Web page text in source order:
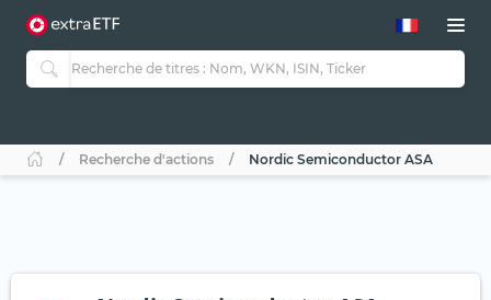
Recherche d'actions Nordic Semiconductor ASA